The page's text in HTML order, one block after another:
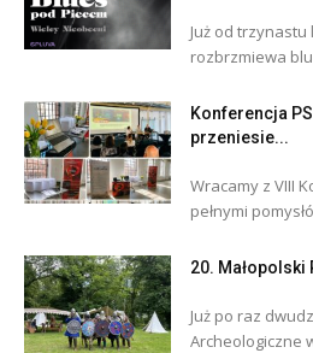
Już od
rozbrzmiewa
Konferencja
przeniesie...
Wracamy z VIII
pełnymi
20.
Już po raz
Archeologiczne